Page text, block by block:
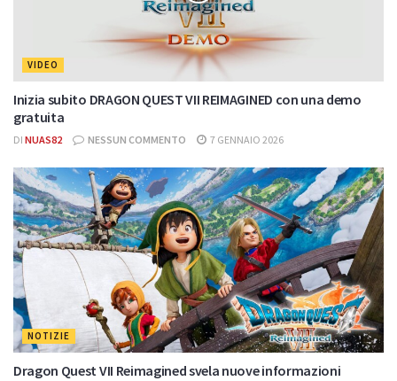
VIDEO
Inizia subito DRAGON QUEST VII REIMAGINED con una demo
gratuita
DI NUAS82 NESSUN COMMENTO 7 GENNAIO 2026
NOTIZIE
Dragon Quest VII Reimagined svela nuove informazioni